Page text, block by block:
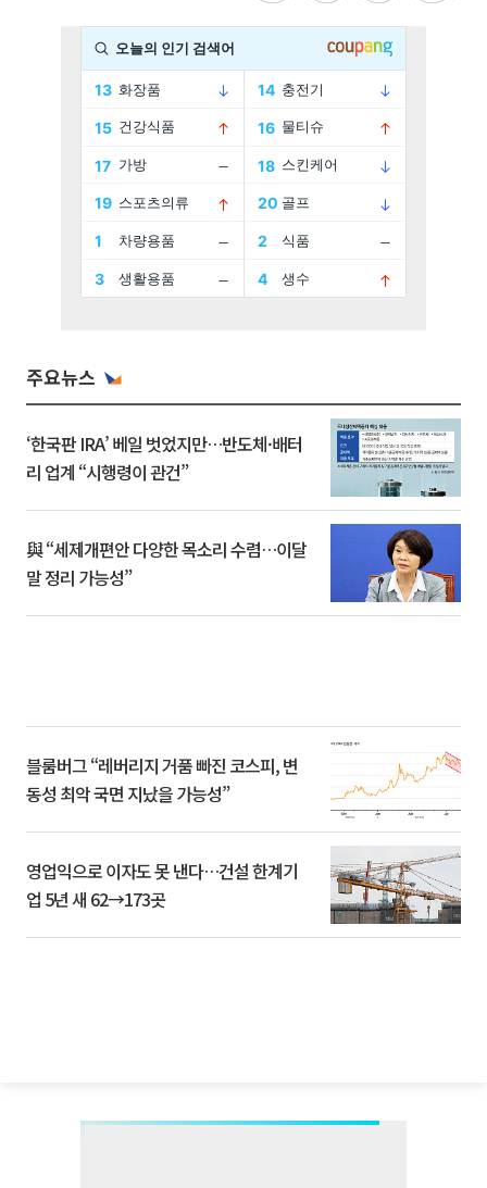
주요뉴스
‘한국판 IRA’ 베일 벗었지만…반도체·배터
리 업계 “시행령이 관건”
與 “세제개편안 다양한 목소리 수렴…이달
말 정리 가능성”
블룸버그 “레버리지 거품 빠진 코스피, 변
동성 최악 국면 지났을 가능성”
영업익으로 이자도 못 낸다…건설 한계기
업 5년 새 62→173곳